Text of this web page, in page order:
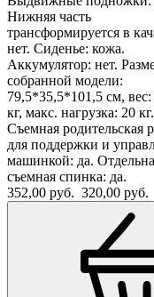
Нижняя часть
трансформируется в
нет. Сиденье: кожа.
Аккумулятор: нет.
собранной модели:
79,5*35,5*101,5 см, вес:
кг, макс. нагрузка: 20 кг.
Съемная родительская
для поддержки и
машинкой: да.
съемная спинка: да.
352,00 руб. 320,00 руб.